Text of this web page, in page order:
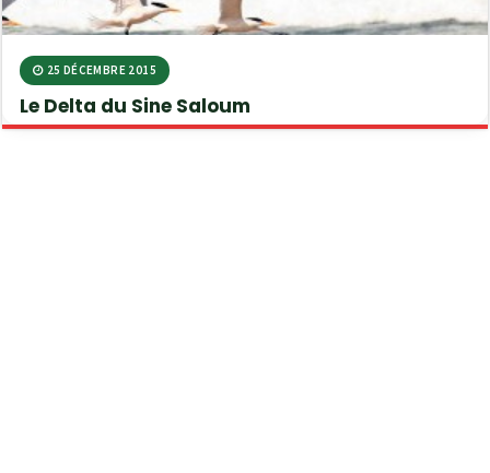
Le Delta du Sine Saloum
25 DÉCEMBRE 2015